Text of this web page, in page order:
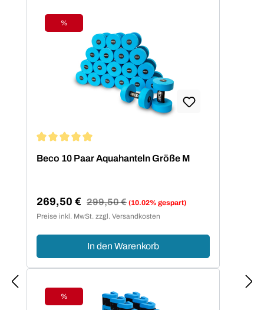
Rabatt
%
Beco 10 Paar Aquahanteln Größe M
Verkaufspreis:
269,50 € Regulärer Preis:
299,50 € (10.02% gespart)
Preise inkl. MwSt. zzgl. Versandkosten
In den Warenkorb
Rabatt
%